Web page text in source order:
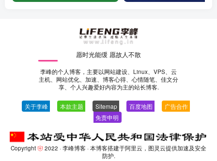
愿时光能缓 愿故人不散
李峰的个人博客，主要以网站建设、Linux、VPS、云
主机、网站优化、加速、博客心得、心情随笔、佳文分
享、个人兴趣爱好内容为主的站长博客.
关于李峰 本款主题 Sitemap 百度地图 广告合作
免责申明
Copyright 2022 ·李峰博客· 本博客搭建于阿里云，图灵云提供加速及安全
防护.